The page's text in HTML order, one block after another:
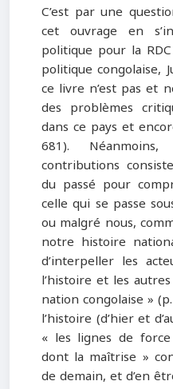
C’est par une
cet ouvrage en
politique pour la
politique congolaise,
ce livre n’est pas et
des problèmes
dans ce pays et
681).
contributions
du passé pour
celle qui se passe
ou malgré nous,
notre histoire
d’interpeller les
l’histoire et les
nation congolaise »
l’histoire (d’hier et
« les lignes de
dont la maîtrise »
de demain, et d’en